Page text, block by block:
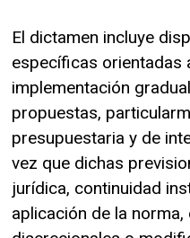
El dictamen incluye
específicas orientadas
implementación
propuestas,
presupuestaria y de
vez que dichas
jurídica, continuidad
aplicación de la